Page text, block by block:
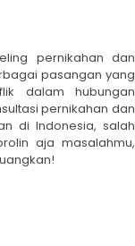
pernikahan dan
pasangan yang
dalam hubungan
pernikahan dan
di Indonesia, salah
aja masalahmu,